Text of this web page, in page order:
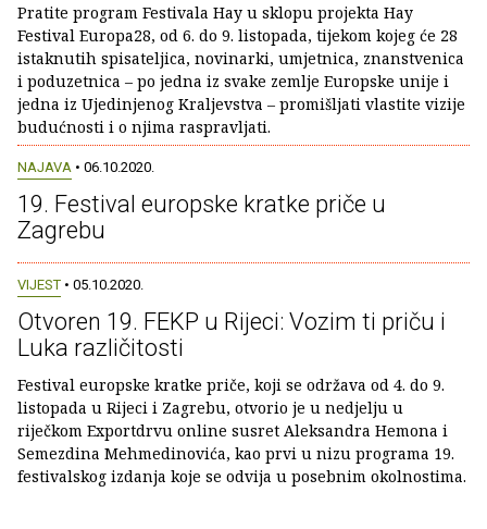
Pratite program Festivala Hay u sklopu projekta Hay
Festival Europa28, od 6. do 9. listopada, tijekom kojeg će 28
istaknutih spisateljica, novinarki, umjetnica, znanstvenica
i poduzetnica – po jedna iz svake zemlje Europske unije i
jedna iz Ujedinjenog Kraljevstva – promišljati vlastite vizije
budućnosti i o njima raspravljati.
NAJAVA • 06.10.2020.
19. Festival europske kratke priče u
Zagrebu
VIJEST • 05.10.2020.
Otvoren 19. FEKP u Rijeci: Vozim ti priču i
Luka različitosti
Festival europske kratke priče, koji se održava od 4. do 9.
listopada u Rijeci i Zagrebu, otvorio je u nedjelju u
riječkom Exportdrvu online susret Aleksandra Hemona i
Semezdina Mehmedinovića, kao prvi u nizu programa 19.
festivalskog izdanja koje se odvija u posebnim okolnostima.